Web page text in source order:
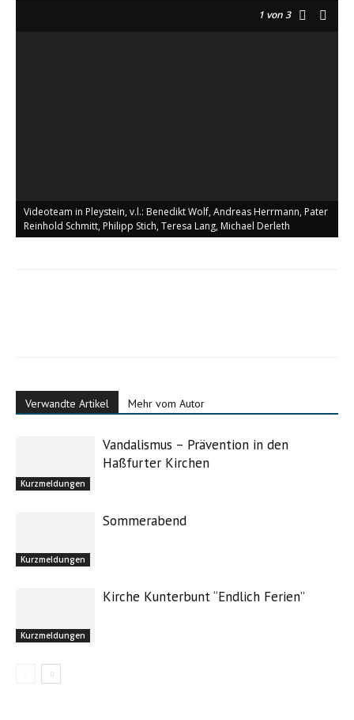
1 von 3
Videoteam in Pleystein, v.l.: Benedikt Wolf, Andreas Herrmann, Pater
Reinhold Schmitt, Philipp Stich, Teresa Lang, Michael Derleth
Kreuzberg in Pleystein mit Kloster und Kirche
Verwandte Artikel Mehr vom Autor
Kurzmeldungen
Vandalismus – Prävention in den
Haßfurter Kirchen
Kurzmeldungen
Sommerabend
Kurzmeldungen
Kirche Kunterbunt “Endlich Ferien”